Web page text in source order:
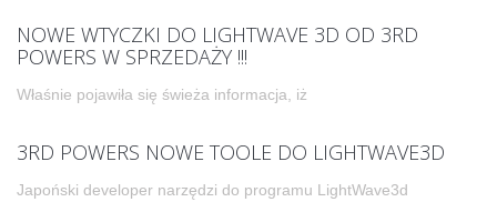
NOWE WTYCZKI DO LIGHTWAVE 3D OD 3RD
POWERS W SPRZEDAŻY !!!
Właśnie pojawiła się świeża informacja, iż
3RD POWERS NOWE TOOLE DO LIGHTWAVE3D
Japoński developer narzędzi do programu LightWave3d